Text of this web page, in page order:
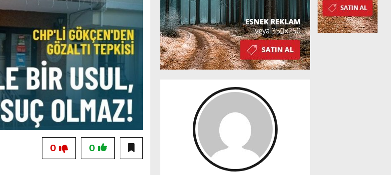
0
0